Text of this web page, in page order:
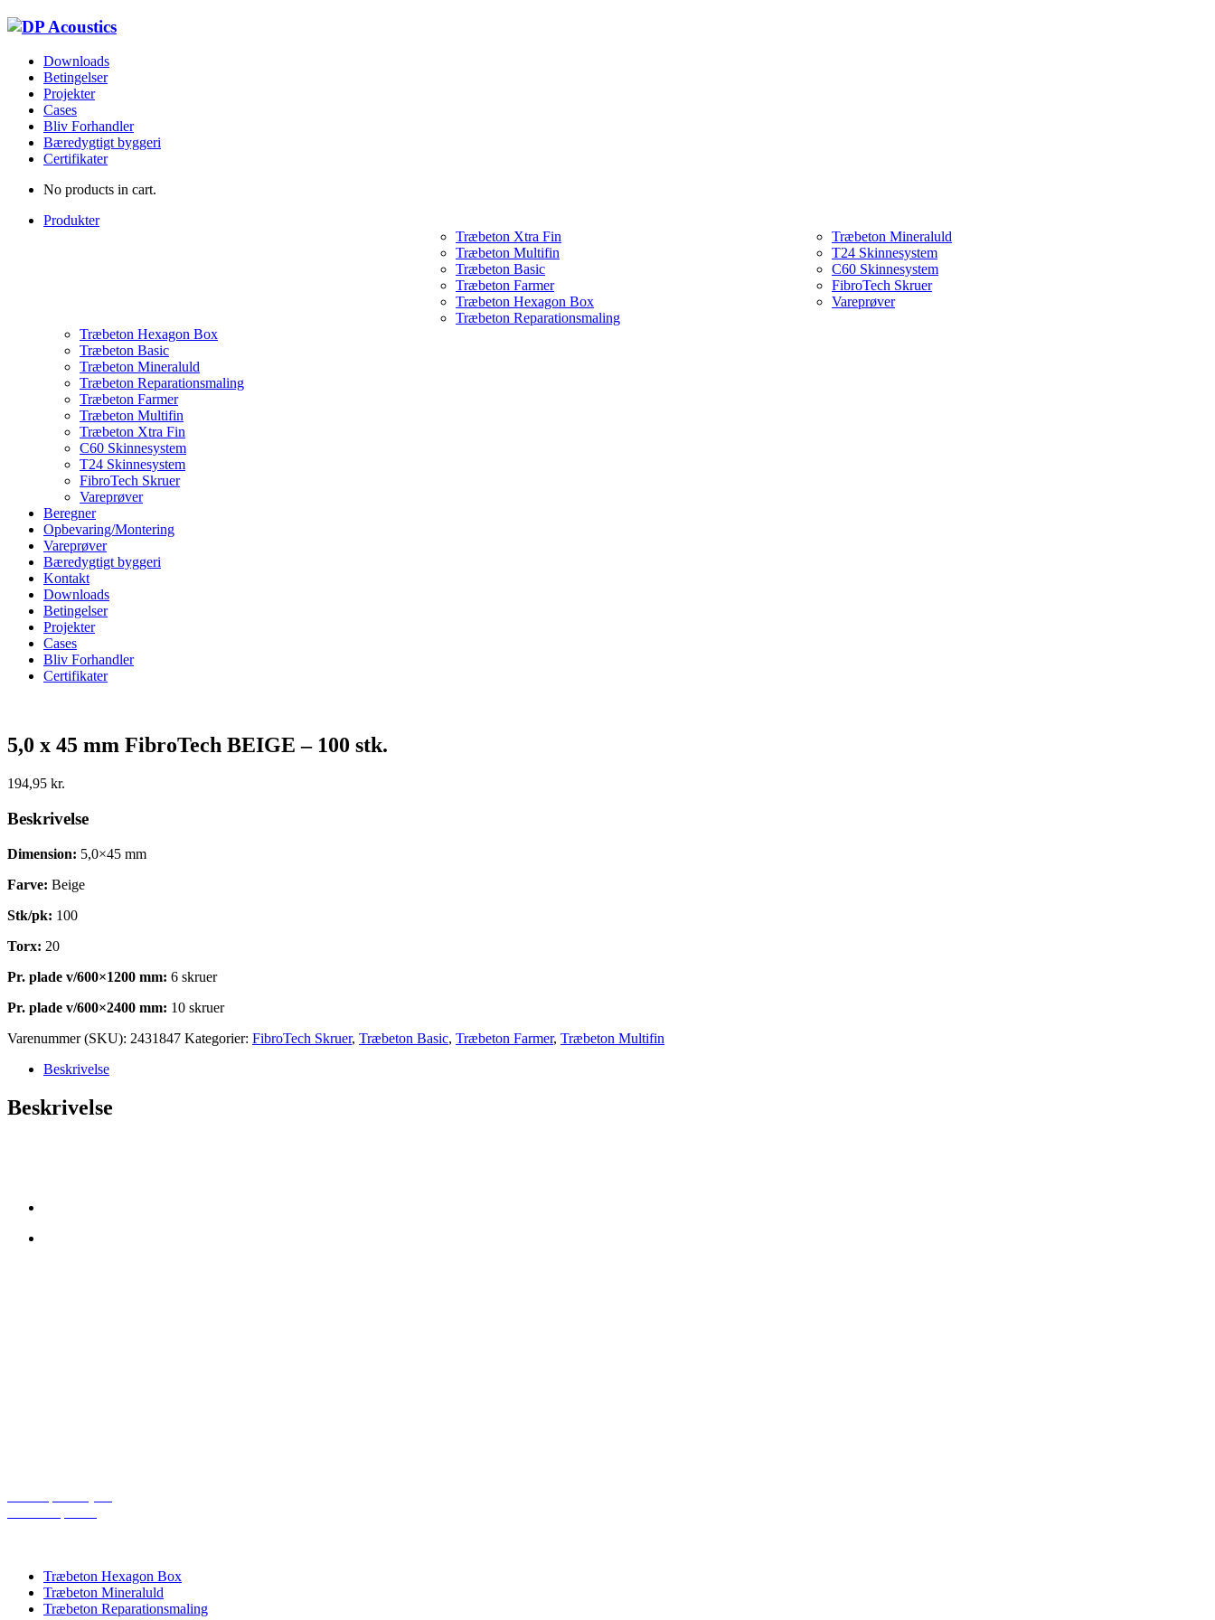
Downloads
Betingelser
Projekter
Cases
Bliv Forhandler
Bæredygtigt byggeri
Certifikater
No products in cart.
Produkter
Træbeton Hexagon Box
Træbeton Mineraluld
Træbeton Reparationsmaling
Træbeton Basic
Træbeton Farmer
Træbeton Multifin
Træbeton Xtra Fin
C60 Skinnesystem
T24 Skinnesystem
FibroTech Skruer
Vareprøver
Træbeton Hexagon Box
Træbeton Basic
Træbeton Mineraluld
Træbeton Reparationsmaling
Træbeton Farmer
Træbeton Multifin
Træbeton Xtra Fin
C60 Skinnesystem
T24 Skinnesystem
FibroTech Skruer
Vareprøver
Beregner
Opbevaring/Montering
Vareprøver
Bæredygtigt byggeri
Kontakt
Downloads
Betingelser
Projekter
Cases
Bliv Forhandler
Certifikater
5,0 x 45 mm FibroTech BEIGE – 100 stk.
194,95 kr.
Beskrivelse
Dimension: 5,0×45 mm
Farve: Beige
Stk/pk: 100
Torx: 20
Pr. plade v/600×1200 mm: 6 skruer
Pr. plade v/600×2400 mm: 10 skruer
Varenummer (SKU): 2431847 Kategorier: FibroTech Skruer, Træbeton Basic, Træbeton Farmer, Træbeton Multifin
Beskrivelse
Beskrivelse
Træbeton Hexagon Box
Træbeton Mineraluld
Træbeton Reparationsmaling